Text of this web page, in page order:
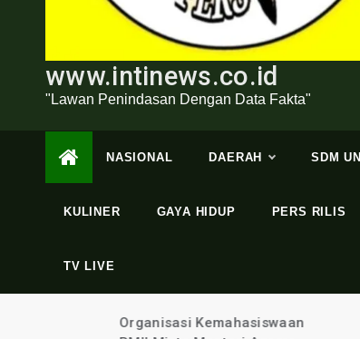
www.intinews.co.id
"Lawan Penindasan Dengan Data Fakta"
NASIONAL DAERAH SDM
KULINER GAYA HIDUP PERS RILIS
TV LIVE
Dugaan Perampasan Hak